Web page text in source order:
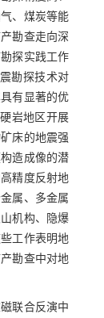
、煤炭等能
勘查走向深
探实践工作
勘探技术对
有显著的优
岩地区开展
床的地震强
造成像的潜
精度反射地
属、多金属
机构、隐爆
工作表明地
勘查中对地
联合反演中